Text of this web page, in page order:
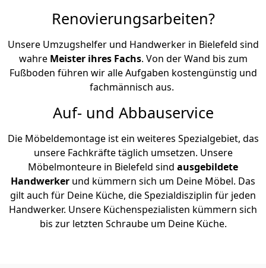
Renovierungsarbeiten?
Unsere Umzugshelfer und Handwerker in Bielefeld sind
wahre Meister ihres Fachs. Von der Wand bis zum
Fußboden führen wir alle Aufgaben kostengünstig und
fachmännisch aus.
Auf- und Abbauservice
Die Möbeldemontage ist ein weiteres Spezialgebiet, das
unsere Fachkräfte täglich umsetzen. Unsere
Möbelmonteure in Bielefeld sind ausgebildete
Handwerker und kümmern sich um Deine Möbel. Das
gilt auch für Deine Küche, die Spezialdisziplin für jeden
Handwerker. Unsere Küchenspezialisten kümmern sich
bis zur letzten Schraube um Deine Küche.